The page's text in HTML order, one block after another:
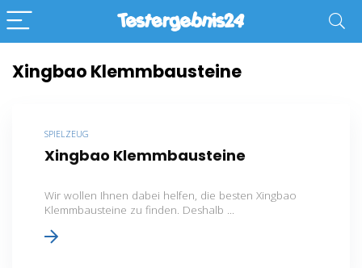
Xingbao Klemmbausteine
SPIELZEUG
Xingbao Klemmbausteine
Wir wollen Ihnen dabei helfen, die besten Xingbao
Klemmbausteine zu finden. Deshalb ...